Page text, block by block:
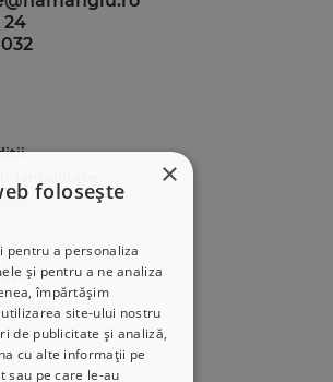
×
folosește
pentru a personaliza
și pentru a ne analiza
împărtășim
site-ului nostru
de publicitate și analiză,
cu alte informații pe
sau pe care le-au
24